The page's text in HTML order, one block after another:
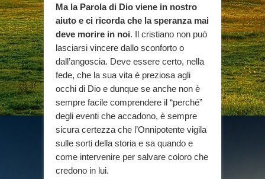
Ma la Parola di Dio viene in nostro
aiuto e ci ricorda che la speranza mai
deve morire in noi. Il cristiano non può
lasciarsi vincere dallo sconforto o
dall’angoscia. Deve essere certo, nella
fede, che la sua vita è preziosa agli
occhi di Dio e dunque se anche non è
sempre facile comprendere il “perché”
degli eventi che accadono, è sempre
sicura certezza che l’Onnipotente vigila
sulle sorti della storia e sa quando e
come intervenire per salvare coloro che
credono in lui.